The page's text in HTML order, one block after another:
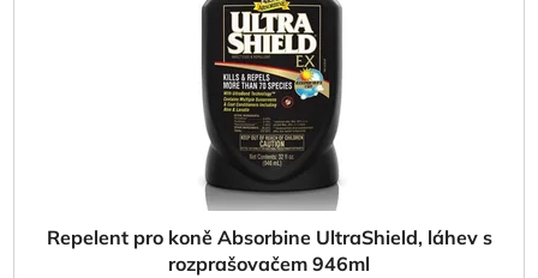
Repelent pro koně Absorbine UltraShield, láhev s
rozprašovačem 946ml